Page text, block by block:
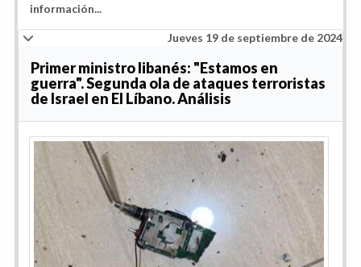
información...
Jueves 19 de septiembre de 2024
Primer ministro libanés: "Estamos en
guerra". Segunda ola de ataques terroristas
de Israel en El Líbano. Análisis